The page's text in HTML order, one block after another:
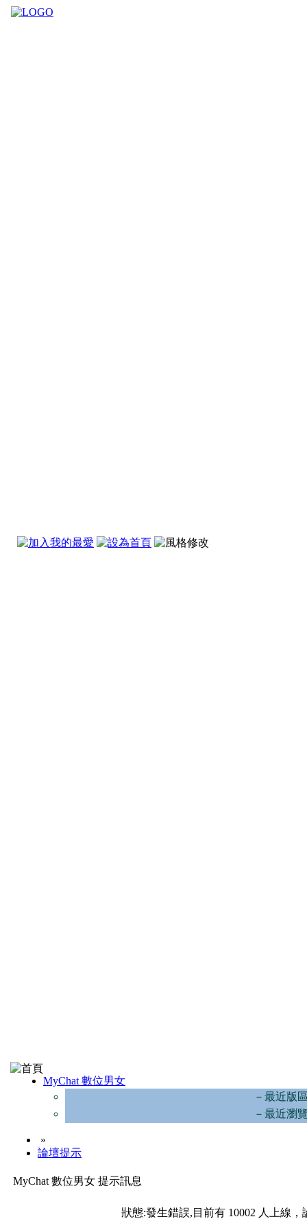
MyChat 數位男女
－最近版
－最近瀏
»
論壇提示
MyChat 數位男女 提示訊息
狀態:發生錯誤,目前有 10002 人上線